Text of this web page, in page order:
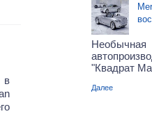
в
"Квадрат
Далее